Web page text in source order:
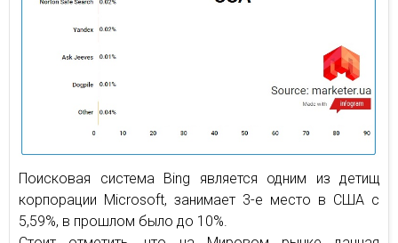
Поисковая система Bing является одним из детищ
корпорации Microsoft, занимает 3-е место в США с
5,59%, в прошлом было до 10%.